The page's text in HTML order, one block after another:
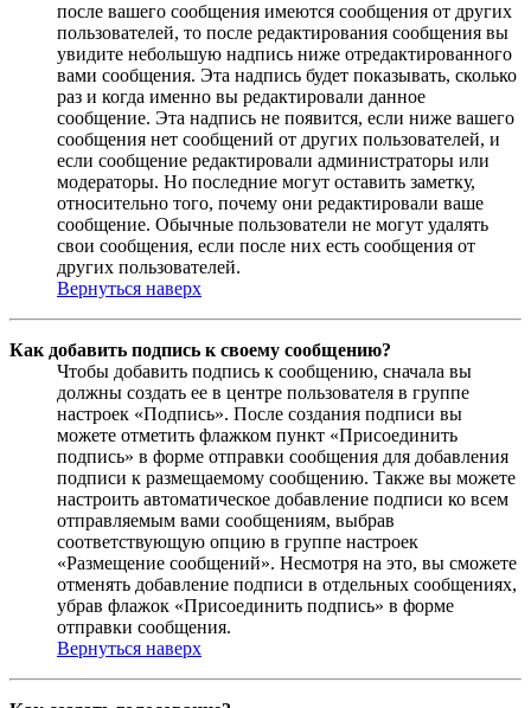
после вашего сообщения имеются сообщения от других
пользователей, то после редактирования сообщения вы
увидите небольшую надпись ниже отредактированного
вами сообщения. Эта надпись будет показывать, сколько
раз и когда именно вы редактировали данное
сообщение. Эта надпись не появится, если ниже вашего
сообщения нет сообщений от других пользователей, и
если сообщение редактировали администраторы или
модераторы. Но последние могут оставить заметку,
относительно того, почему они редактировали ваше
сообщение. Обычные пользователи не могут удалять
свои сообщения, если после них есть сообщения от
других пользователей.
Вернуться наверх
Как добавить подпись к своему сообщению?
Чтобы добавить подпись к сообщению, сначала вы
должны создать ее в центре пользователя в группе
настроек «Подпись». После создания подписи вы
можете отметить флажком пункт «Присоединить
подпись» в форме отправки сообщения для добавления
подписи к размещаемому сообщению. Также вы можете
настроить автоматическое добавление подписи ко всем
отправляемым вами сообщениям, выбрав
соответствующую опцию в группе настроек
«Размещение сообщений». Несмотря на это, вы сможете
отменять добавление подписи в отдельных сообщениях,
убрав флажок «Присоединить подпись» в форме
отправки сообщения.
Вернуться наверх